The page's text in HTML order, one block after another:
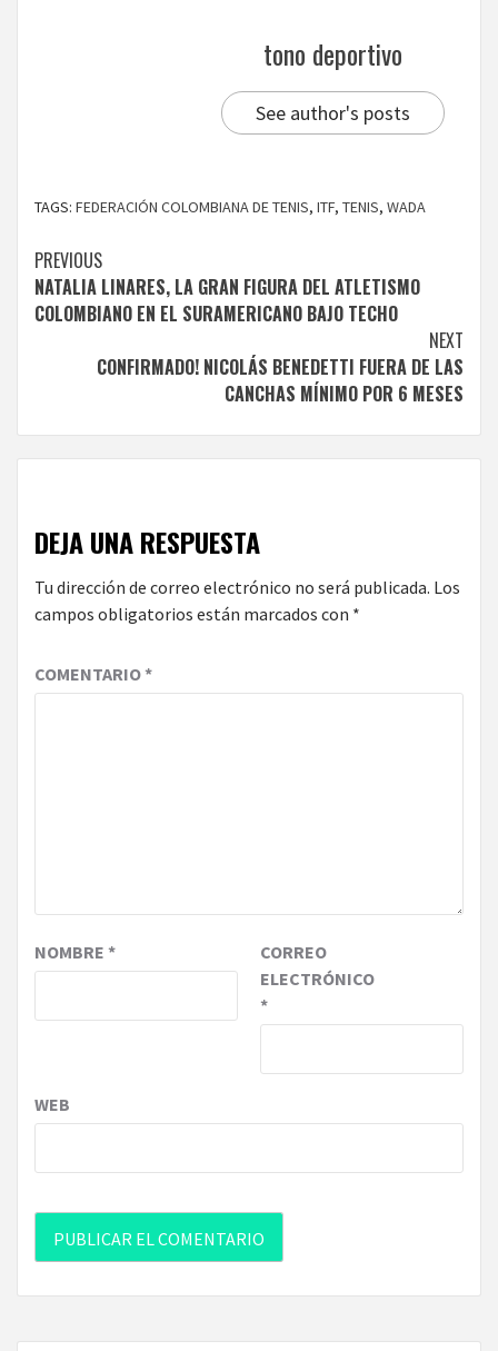
tono deportivo
See author's posts
TAGS: FEDERACIÓN COLOMBIANA DE TENIS, ITF, TENIS, WADA
Continue
Reading
PREVIOUS
NATALIA LINARES, LA GRAN FIGURA DEL ATLETISMO
COLOMBIANO EN EL SURAMERICANO BAJO TECHO
NEXT
CONFIRMADO! NICOLÁS BENEDETTI FUERA DE LAS
CANCHAS MÍNIMO POR 6 MESES
DEJA UNA RESPUESTA
Tu dirección de correo electrónico no será publicada. Los
campos obligatorios están marcados con *
COMENTARIO*
NOMBRE *
CORREO
ELECTRÓNICO
*
WEB